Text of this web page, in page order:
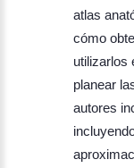
atlas
cómo
utilizarlos
planear
autores